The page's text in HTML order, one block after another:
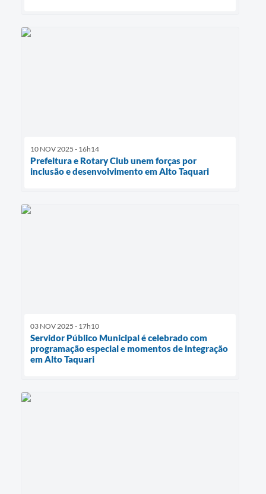
10 NOV 2025 - 16h14
Prefeitura e Rotary Club unem forças por
inclusão e desenvolvimento em Alto Taquari
03 NOV 2025 - 17h10
Servidor Público Municipal é celebrado com
programação especial e momentos de integração
em Alto Taquari